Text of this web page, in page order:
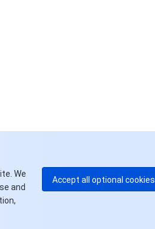
We
and
Accept all optional cookies